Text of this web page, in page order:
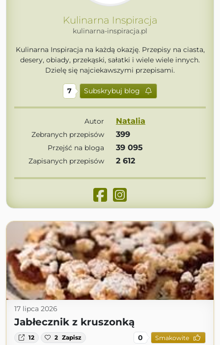
Kulinarna Inspiracja
kulinarna-inspiracja.pl
Kulinarna Inspiracja na każdą okazję. Przepisy na ciasta,
desery, obiady, przekąski, sałatki i wiele wiele innych.
Dzielę się najciekawszymi przepisami.
7 Subskrybuj blog
Autor Natalia
Zebranych przepisów 399
Przejść na bloga 39 095
Zapisanych przepisów 2 612
17 lipca 2026
Jabłecznik z kruszonką
12 2 Zapisz 0 Smakowite